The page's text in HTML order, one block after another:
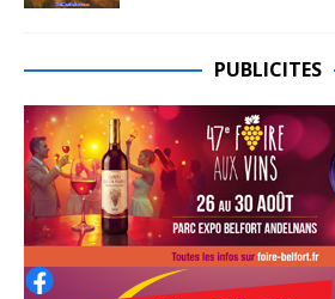
PUBLICITES